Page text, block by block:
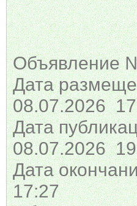
Объявление
Дата
08.07.2026
Дата
08.07.2026
Дата
17:27